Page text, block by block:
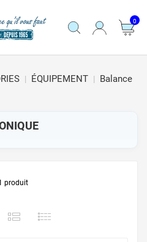
0
ÉQUIPEMENT
Balance
produit